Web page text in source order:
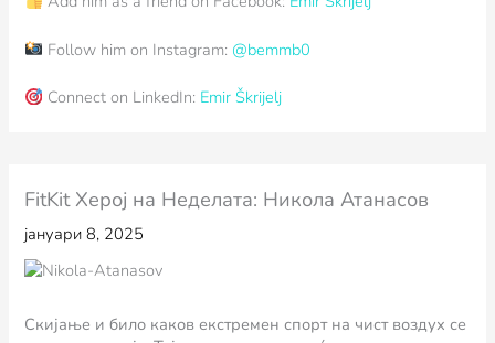
Follow him on Instagram: @bemmb0
Connect on LinkedIn: Emir Škrijelj
FitKit Херој на Неделата: Никола Атанасов
јануари 8, 2025
Скијање и било каков екстремен спорт на чист воздух се